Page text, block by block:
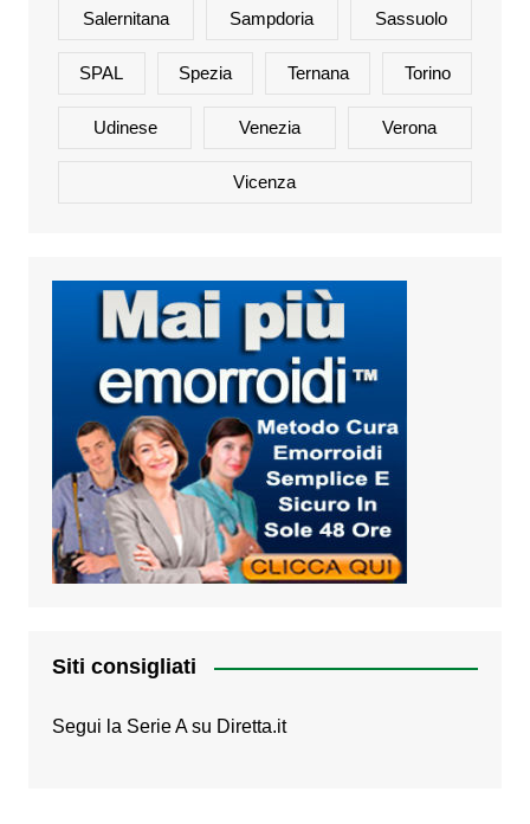
Salernitana Sampdoria Sassuolo
SPAL Spezia Ternana Torino
Udinese Venezia Verona
Vicenza
Siti consigliati
Segui la Serie A su Diretta.it